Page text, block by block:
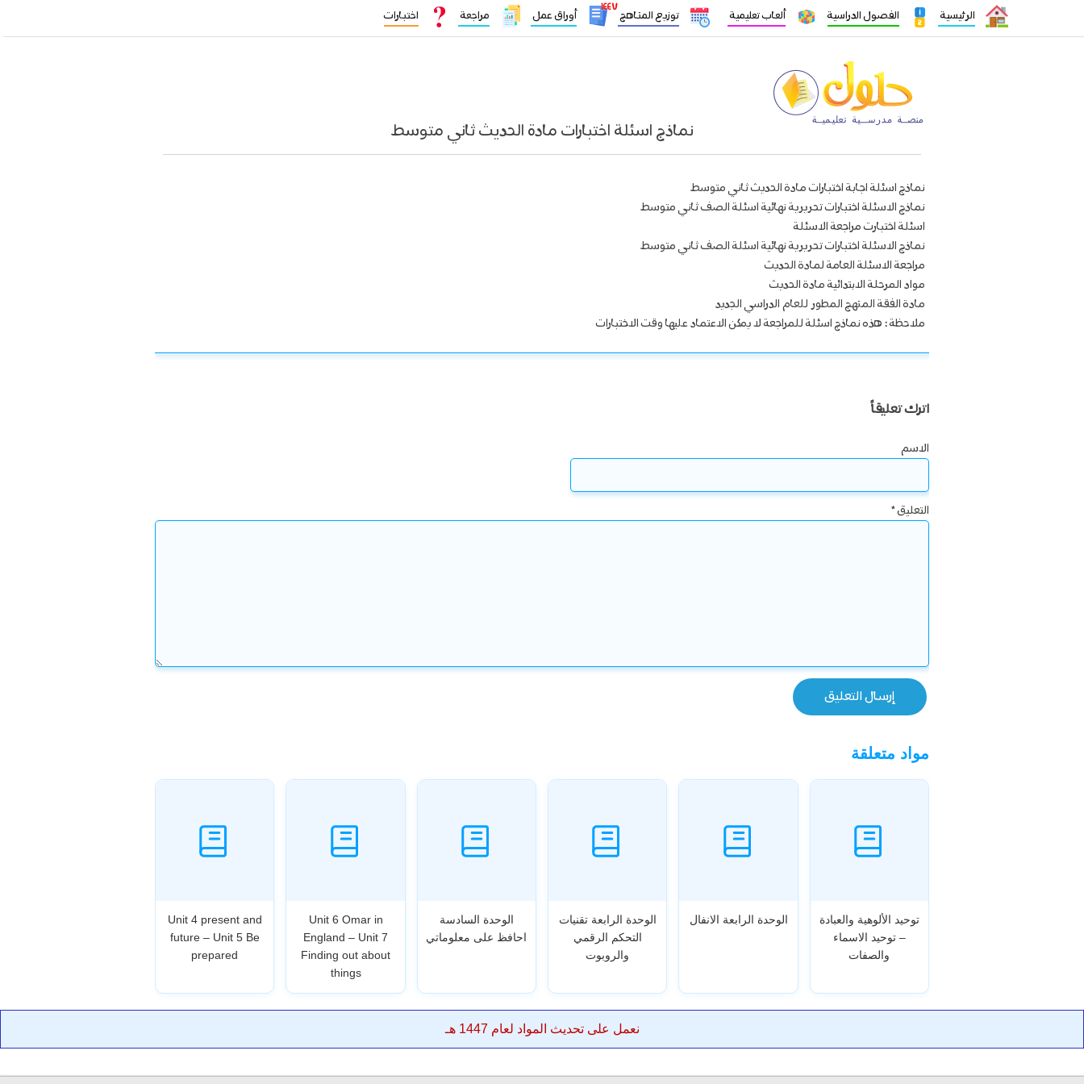
الرئيسية الفصول الدراسية ألعاب تعليمية توزيع المناهج
١٤٤٧
أوراق عمل مراجعة اختبارات
نماذج اسئلة اختبارات مادة الحديث ثاني متوسط
نماذج اسئلة اجابة اختبارات مادة الحديث ثاني متوسط
نماذج الاسئلة اختبارات تحريرية نهائية اسئلة الصف ثاني متوسط
اسئلة اختبارت مراجعة الاسئلة
نماذج الاسئلة اختبارات تحريرية نهائية اسئلة الصف ثاني متوسط
مراجعة الاسئلة العامة لمادة الحديث
مواد المرحلة الابتدائية مادة الحديث
مادة الفقة المنهج المطور للعام الدراسي الجديد
ملاحظة : هذه نماذج اسئلة للمراجعة لا يمكن الاعتماد عليها وقت الاختبارات
اترك تعليقاً
الاسم
التعليق*
مواد متعلقة
توحيد الألوهية والعبادة
– توحيد الاسماء
والصفات
الوحدة الرابعة الانفال
الوحدة الرابعة تقنيات
التحكم الرقمي
والروبوت
الوحدة السادسة
احافظ على معلوماتي
Unit 6 Omar in
England – Unit 7
Finding out about
things
Unit 4 present and
future – Unit 5 Be
prepared
نعمل على تحديث المواد لعام 1447 هـ